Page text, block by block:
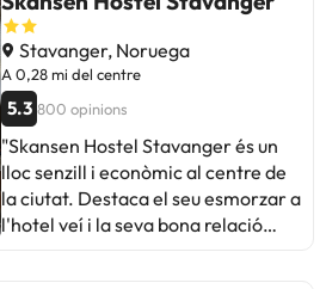
opció recomanable per a aquells
que busquen comoditat i bona
atenció.
Stavanger, Noruega
A 0,28 mi del centre
5.3 800 opinions
"Skansen Hostel Stavanger és un
lloc senzill i econòmic al centre de
la ciutat. Destaca el seu esmorzar a
l'hotel veí i la seva bona relació